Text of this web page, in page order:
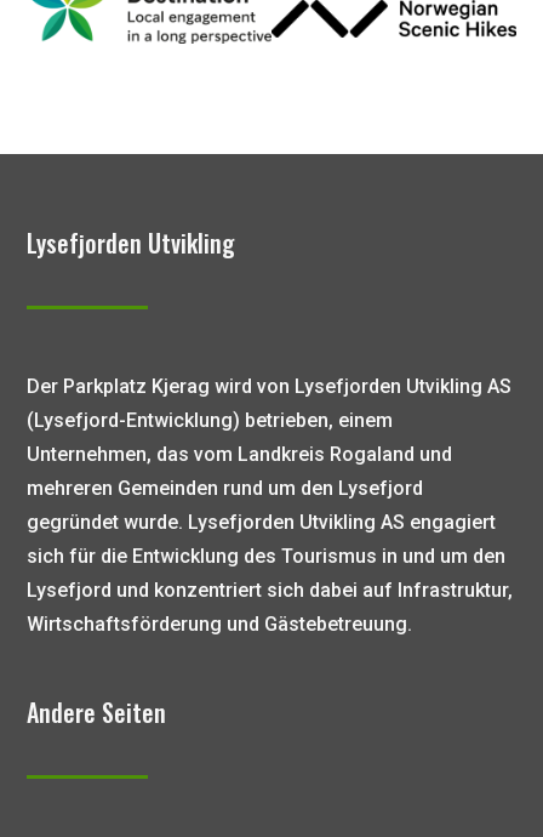
Lysefjorden Utvikling
Der Parkplatz Kjerag wird von Lysefjorden Utvikling AS
(Lysefjord-Entwicklung) betrieben, einem
Unternehmen, das vom Landkreis Rogaland und
mehreren Gemeinden rund um den Lysefjord
gegründet wurde. Lysefjorden Utvikling AS engagiert
sich für die Entwicklung des Tourismus in und um den
Lysefjord und konzentriert sich dabei auf Infrastruktur,
Wirtschaftsförderung und Gästebetreuung.
Andere Seiten